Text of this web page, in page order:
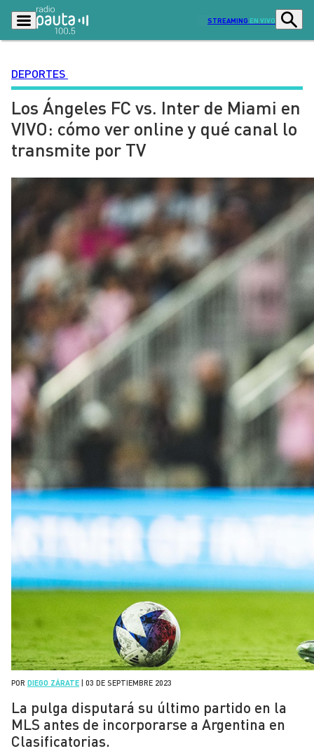
STREAMING EN VIVO
Podcasts Programas
Lo Último Actualidad
Ciudad
Radio en vivo Sostenibilidad
Tendencias Deportes
Entretención y Cultura Opinión
Dato en Pauta Señal 2
Contenido Patrocinado
DEPORTES
Los Ángeles FC vs. Inter de Miami en
VIVO: cómo ver online y qué canal lo
transmite por TV
POR DIEGO ZÁRATE 03 DE SEPTIEMBRE 2023
La pulga disputará su último partido en la
MLS antes de incorporarse a Argentina en
Clasificatorias.